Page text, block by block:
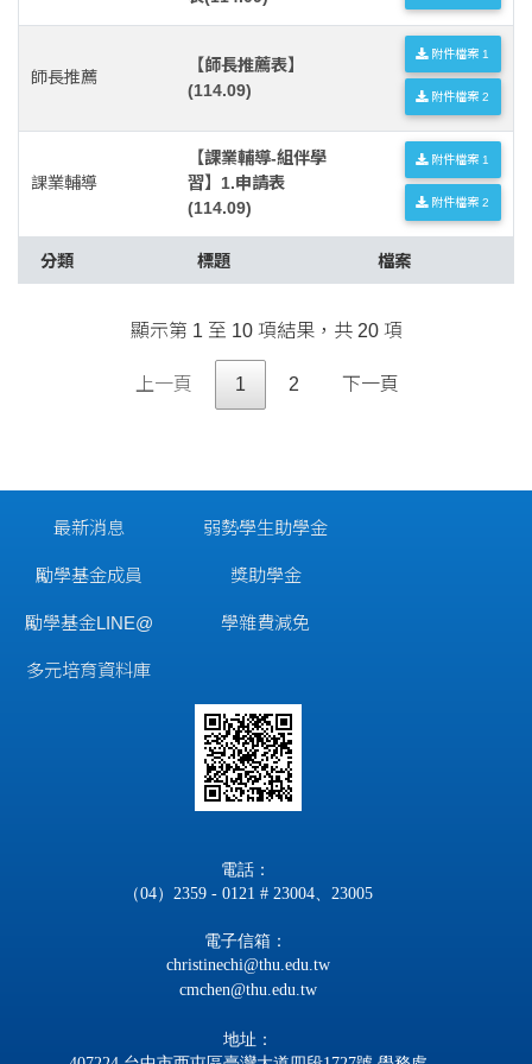
師長推薦
【師長推薦表】
(114.09)
附件檔案 1
附件檔案 2
課業輔導
【課業輔導-組伴學
習】1.申請表
(114.09)
附件檔案 1
附件檔案 2
分類 標題 檔案
顯示第 1 至 10 項結果，共 20 項
上一頁 1 2 下一頁
最新消息
勵學基金成員
勵學基金LINE@
多元培育資料庫
弱勢學生助學金
獎助學金
學雜費減免
電話：
（04）2359 - 0121 # 23004、23005
電子信箱：
christinechi@thu.edu.tw
cmchen@thu.edu.tw
地址：